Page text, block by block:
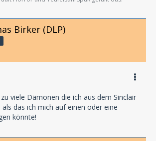
Birker (DLP)
viele Dämonen die ich aus dem Sinclair
das ich mich auf einen oder eine
könnte!